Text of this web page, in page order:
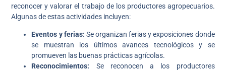
reconocer y valorar el trabajo de los productores agropecuarios.
Algunas de estas actividades incluyen:
Eventos y ferias: Se organizan ferias y exposiciones donde
se muestran los últimos avances tecnológicos y se
promueven las buenas prácticas agrícolas.
Reconocimientos: Se reconocen a los productores